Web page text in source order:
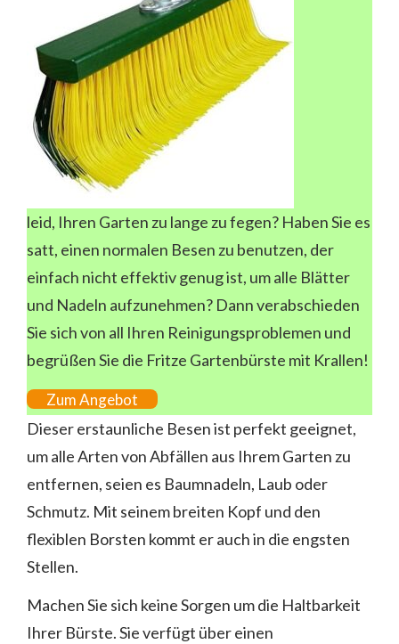
leid, Ihren Garten zu lange zu fegen? Haben Sie es
satt, einen normalen Besen zu benutzen, der
einfach nicht effektiv genug ist, um alle Blätter
und Nadeln aufzunehmen? Dann verabschieden
Sie sich von all Ihren Reinigungsproblemen und
begrüßen Sie die Fritze Gartenbürste mit Krallen!
Zum Angebot
Dieser erstaunliche Besen ist perfekt geeignet,
um alle Arten von Abfällen aus Ihrem Garten zu
entfernen, seien es Baumnadeln, Laub oder
Schmutz. Mit seinem breiten Kopf und den
flexiblen Borsten kommt er auch in die engsten
Stellen.
Machen Sie sich keine Sorgen um die Haltbarkeit
Ihrer Bürste. Sie verfügt über einen